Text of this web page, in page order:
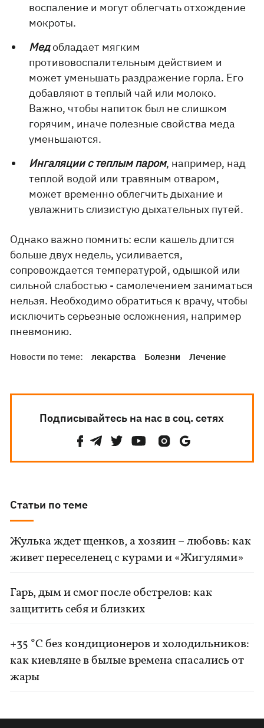
воспаление и могут облегчать отхождение
мокроты.
Медобладает мягким
противовоспалительным действием и
может уменьшать раздражение горла. Его
добавляют в теплый чай или молоко.
Важно, чтобы напиток был не слишком
горячим, иначе полезные свойства меда
уменьшаются.
Ингаляции с теплым паром, например, над
теплой водой или травяным отваром,
может временно облегчить дыхание и
увлажнить слизистую дыхательных путей.
Однако важно помнить: если кашель длится
больше двух недель, усиливается,
сопровождается температурой, одышкой или
сильной слабостью - самолечением заниматься
нельзя. Необходимо обратиться к врачу, чтобы
исключить серьезные осложнения, например
пневмонию.
Новости по теме: лекарства Болезни Лечение
Подписывайтесь на нас в соц. сетях
Статьи по теме
Жулька ждет щенков, а хозяин – любовь: как
живет переселенец с курами и «Жигулями»
Гарь, дым и смог после обстрелов: как
защитить себя и близких
+35 °C без кондиционеров и холодильников:
как киевляне в былые времена спасались от
жары